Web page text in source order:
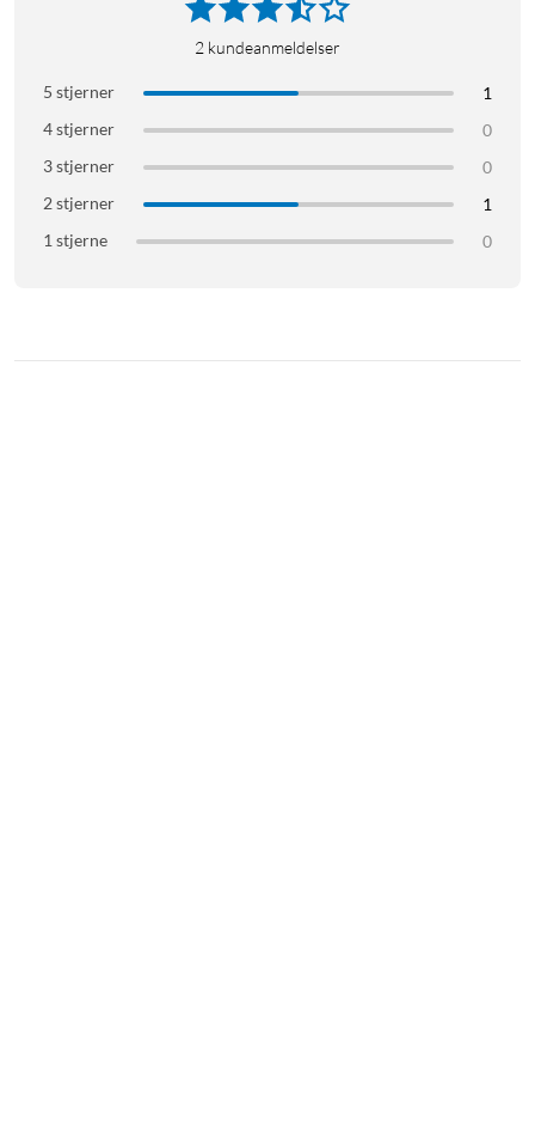
Stasjonær projektor
Projektor under 500 ANSI lumen
2 kundeanmeldelser
5 stjerner
1
4 stjerner
0
3 stjerner
0
2 stjerner
1
1 stjerne
0